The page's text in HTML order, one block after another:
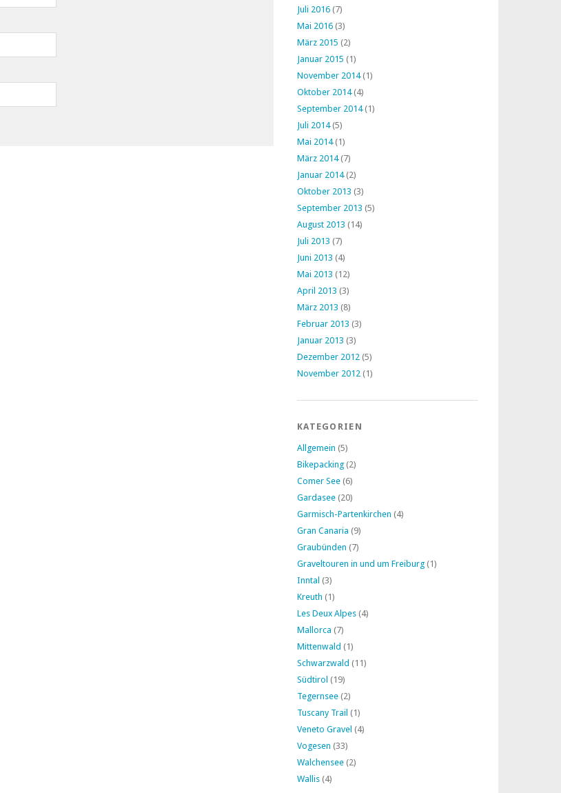
Juli 2016 (7)
Mai 2016 (3)
März 2015 (2)
Januar 2015 (1)
November 2014(1)
Oktober 2014(4)
September 2014(1)
Juli 2014(5)
Mai 2014(1)
März 2014(7)
Januar 2014(2)
Oktober 2013 (3)
September 2013 (5)
August 2013 (14)
Juli 2013 (7)
Juni 2013 (4)
Mai 2013 (12)
April 2013 (3)
März 2013 (8)
Februar 2013 (3)
Januar 2013 (3)
Dezember 2012 (5)
November 2012 (1)
KATEGORIEN
Allgemein (5)
Bikepacking (2)
Comer See (6)
Gardasee (20)
Garmisch-Partenkirchen (4)
Gran Canaria (9)
Graubünden (7)
Graveltouren in und um Freiburg (1)
Inntal (3)
Kreuth (1)
Les Deux Alpes (4)
Mallorca (7)
Mittenwald (1)
Schwarzwald (11)
Südtirol (19)
Tegernsee (2)
Tuscany Trail (1)
Veneto Gravel (4)
Vogesen (33)
Walchensee (2)
Wallis (4)